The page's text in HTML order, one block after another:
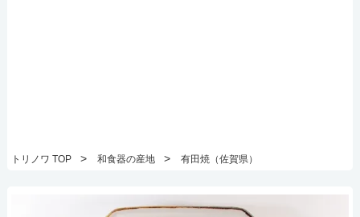
トリノワ TOP > 和食器の産地 > 有田焼（佐賀県）